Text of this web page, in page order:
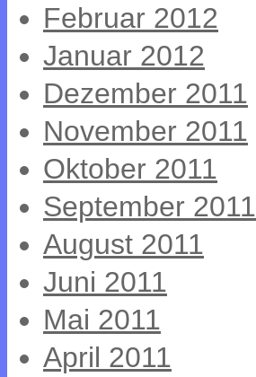
Februar 2012
Januar 2012
Dezember 2011
November 2011
Oktober 2011
September 2011
August 2011
Juni 2011
Mai 2011
April 2011